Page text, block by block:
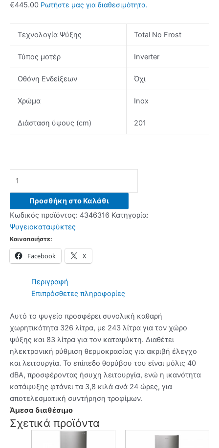
€445.00 Ρωτήστε μας για διαθεσιμότητα.
Τεχνολογία Ψύξης Total No Frost
Τύπος μοτέρ Inverter
Οθόνη Ενδείξεων Όχι
Χρώμα Inox
Διάσταση ύψους (cm) 201
CNF
IX
Ψυγειοκαταψύκτης
Inox
(6
άτοκα)
ποσότητα
Προσθήκη στο Καλάθι
Κωδικός προϊόντος: 4346316 Κατηγορία:
Ψυγειοκαταψύκτες
Κοινοποιήστε:
Facebook X
Περιγραφή
Επιπρόσθετες πληροφορίες
Αυτό το ψυγείο προσφέρει συνολική καθαρή
χωρητικότητα 326 λίτρα, με 243 λίτρα για τον χώρο
ψύξης και 83 λίτρα για τον καταψύκτη. Διαθέτει
ηλεκτρονική ρύθμιση θερμοκρασίας για ακριβή έλεγχο
και λειτουργία. Το επίπεδο θορύβου του είναι μόλις 40
dBA, προσφέροντας ήσυχη λειτουργία, ενώ η ικανότητα
κατάψυξης φτάνει τα 3,8 κιλά ανά 24 ώρες, για
αποτελεσματική συντήρηση τροφίμων.
Άμεσα διαθέσιμο
Σχετικά προϊόντα